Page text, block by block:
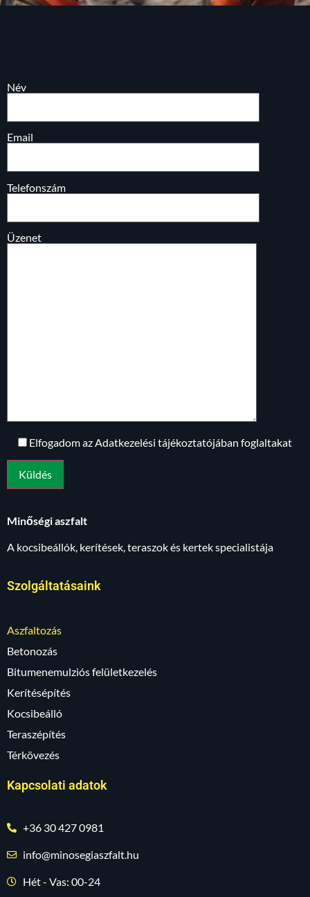
Név
Email
Telefonszám
Üzenet
Elfogadom az Adatkezelési tájékoztatójában foglaltakat
Minőségi aszfalt
A kocsibeállók, kerítések, teraszok és kertek specialistája
Szolgáltatásaink
Aszfaltozás
Betonozás
Bitumenemulziós felületkezelés
Kerítésépítés
Kocsibeálló
Teraszépítés
Térkövezés
Kapcsolati adatok
+36 30 427 0981
info@minosegiaszfalt.hu
Hét - Vas: 00-24